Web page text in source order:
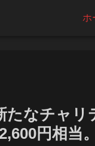
ホ
たなチャ
円相